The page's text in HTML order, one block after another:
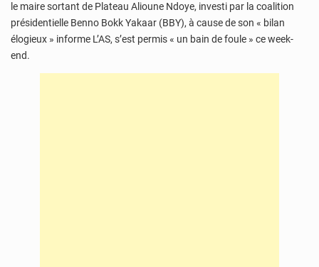
le maire sortant de Plateau Alioune Ndoye, investi par la coalition
présidentielle Benno Bokk Yakaar (BBY), à cause de son « bilan
élogieux » informe L’AS, s’est permis « un bain de foule » ce week-
end.